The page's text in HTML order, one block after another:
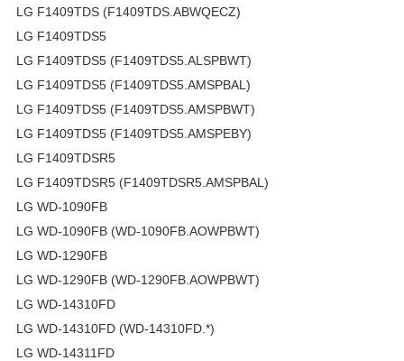
LG F1409TDS (F1409TDS.ABWQECZ)
LG F1409TDS5
LG F1409TDS5 (F1409TDS5.ALSPBWT)
LG F1409TDS5 (F1409TDS5.AMSPBAL)
LG F1409TDS5 (F1409TDS5.AMSPBWT)
LG F1409TDS5 (F1409TDS5.AMSPEBY)
LG F1409TDSR5
LG F1409TDSR5 (F1409TDSR5.AMSPBAL)
LG WD-1090FB
LG WD-1090FB (WD-1090FB.AOWPBWT)
LG WD-1290FB
LG WD-1290FB (WD-1290FB.AOWPBWT)
LG WD-14310FD
LG WD-14310FD (WD-14310FD.*)
LG WD-14311FD